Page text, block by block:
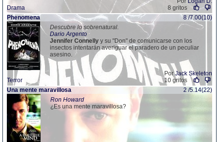
Drama
8 gritos
Phenomena
8 /7.00(10)
Descubre lo sobrenatural.
Dario Argento
Jennifer Connelly y su "Don" de comunicarse con los
insectos intentarán averiguar el paradero de un peculiar
asesino.
PorJack Skeleton
Terror
10 gritos
Una mente maravillosa
2 /5.14(22)
Ron Howard
¿Es una mente maravillosa?